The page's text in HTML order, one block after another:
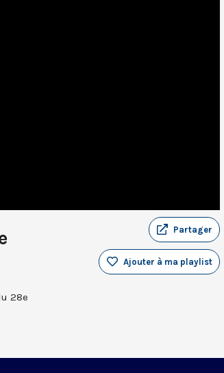
Partager
Ajouter à ma playlist
28e